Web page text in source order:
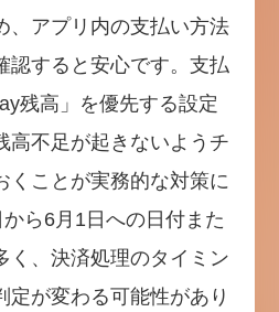
、アプリ内の支払い方法
認すると安心です。支払
残高」を優先する設定
高不足が起きないようチ
くことが実務的な対策に
ら6月1日への日付また
く、決済処理のタイミン
定が変わる可能性があり